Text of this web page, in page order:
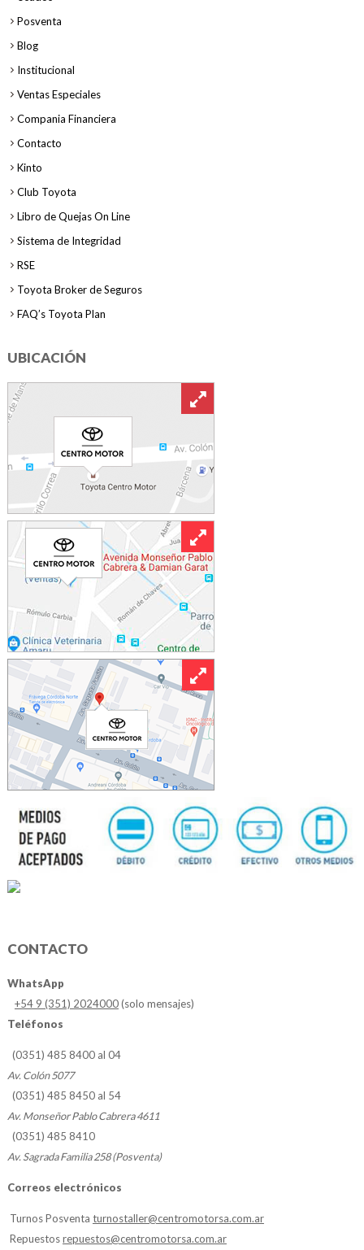
Posventa
Blog
Institucional
Ventas Especiales
Compania Financiera
Contacto
Kinto
Club Toyota
Libro de Quejas On Line
Sistema de Integridad
RSE
Toyota Broker de Seguros
FAQ’s Toyota Plan
UBICACIÓN
CONTACTO
WhatsApp
+54 9 (351) 2024000(solo mensajes)
Teléfonos
(0351) 485 8400 al 04
Av. Colón 5077
(0351) 485 8450 al 54
Av. Monseñor Pablo Cabrera 4611
(0351) 485 8410
Av. Sagrada Familia 258 (Posventa)
Correos electrónicos
Turnos Posventa turnostaller@centromotorsa.com.ar
Repuestosrepuestos@centromotorsa.com.ar